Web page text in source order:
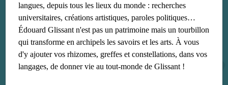
langues, depuis tous les lieux du monde : recherches
universitaires, créations artistiques, paroles politiques…
Édouard Glissant n'est pas un patrimoine mais un tourbillon
qui transforme en archipels les savoirs et les arts. À vous
d'y ajouter vos rhizomes, greffes et constellations, dans vos
langages, de donner vie au tout-monde de Glissant !